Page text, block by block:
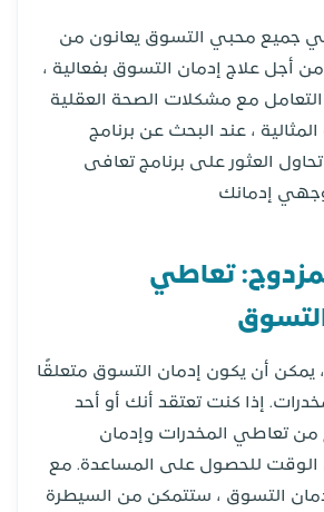
جميع محبي التسوق يعانون من
من أجل علاج إدمان التسوق بفعالية ،
التعامل مع مشكلات الصحة العقلية
، عند البحث عن برنامج
العثور على برنامج تعافى
وجهي إدمانك
تعاطي
أن يكون إدمان التسوق متعلقًا
إذا كنت تعتقد أنك أو أحد
من تعاطي المخدرات وإدمان
الوقت للحصول على المساعدة. مع
التسوق ، ستتمكن من السيطرة